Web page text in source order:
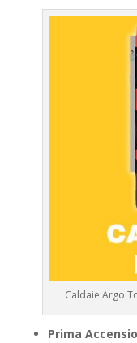
Caldaie Argo
Prima